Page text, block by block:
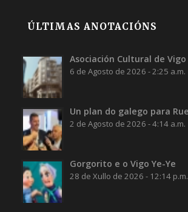
ÚLTIMAS ANOTACIÓNS
Asociación Cultural de Vigo
6 de Agosto de 2026 - 2:25 a.m.
Un plan do galego para
2 de Agosto de 2026 - 4:14 a.m.
Gorgorito e o Vigo Ye-Ye
28 de Xullo de 2026 - 12:14 p.m.